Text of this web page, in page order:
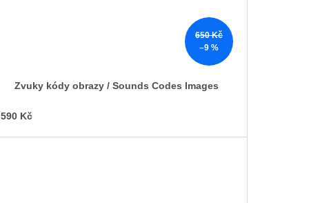
650 Kč
–9 %
Zvuky kódy obrazy / Sounds Codes Images
590 Kč